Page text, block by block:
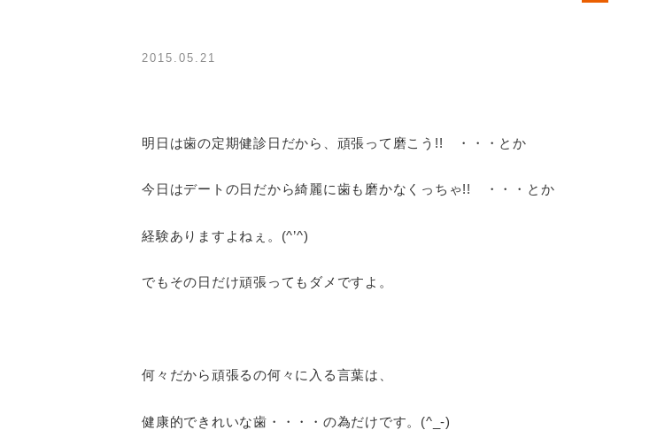
2015.05.21
明日は歯の定期健診日だから、頑張って磨こう!! ・・・とか
今日はデートの日だから綺麗に歯も磨かなくっちゃ!! ・・・とか
経験ありますよねぇ。(^’^)
でもその日だけ頑張ってもダメですよ。
何々だから頑張るの何々に入る言葉は、
健康的できれいな歯・・・・の為だけです。(^_-)